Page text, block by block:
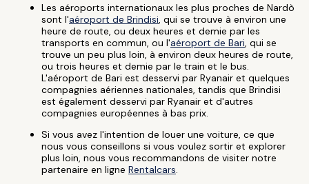
Les aéroports internationaux les plus proches de Nardò
sont l'aéroport de Brindisi, qui se trouve à environ une
heure de route, ou deux heures et demie par les
transports en commun, ou l'aéroport de Bari, qui se
trouve un peu plus loin, à environ deux heures de route,
ou trois heures et demie par le train et le bus.
L'aéroport de Bari est desservi par Ryanair et quelques
compagnies aériennes nationales, tandis que Brindisi
est également desservi par Ryanair et d'autres
compagnies européennes à bas prix.
Si vous avez l'intention de louer une voiture, ce que
nous vous conseillons si vous voulez sortir et explorer
plus loin, nous vous recommandons de visiter notre
partenaire en ligne Rentalcars.